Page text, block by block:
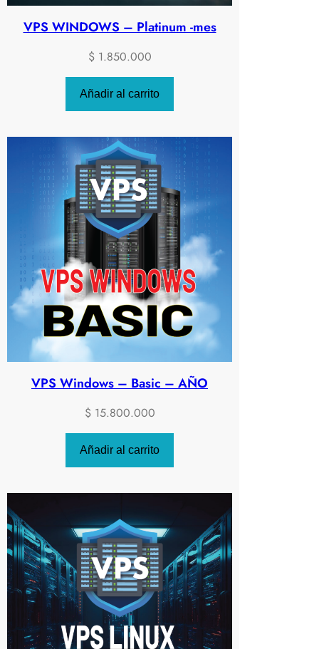
VPS WINDOWS – Platinum -mes
$1.850.000
Añadir al carrito
VPS Windows – Basic – AÑO
$15.800.000
Añadir al carrito